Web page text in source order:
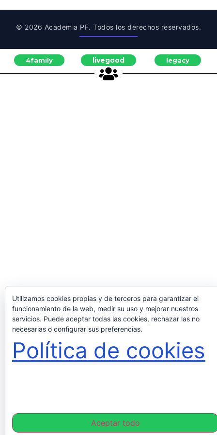
© 2026 Academia PF. Todos los derechos reservados.
4family livegood legacy
Utilizamos cookies propias y de terceros para garantizar el
funcionamiento de la web, medir su uso y mejorar nuestros
servicios. Puede aceptar todas las cookies, rechazar las no
necesarias o configurar sus preferencias.
Política de cookies
Aceptar todo